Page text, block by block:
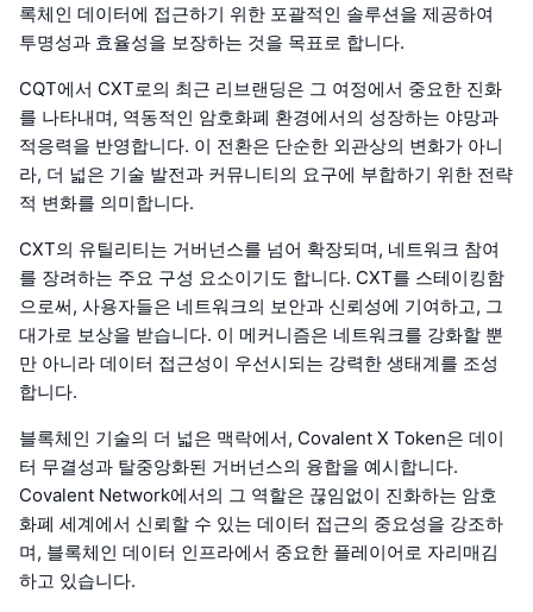
록체인 데이터에 접근하기 위한 포괄적인 솔루션을 제공하여
투명성과 효율성을 보장하는 것을 목표로 합니다.
CQT에서 CXT로의 최근 리브랜딩은 그 여정에서 중요한 진화
를 나타내며, 역동적인 암호화폐 환경에서의 성장하는 야망과
적응력을 반영합니다. 이 전환은 단순한 외관상의 변화가 아니
라, 더 넓은 기술 발전과 커뮤니티의 요구에 부합하기 위한 전략
적 변화를 의미합니다.
CXT의 유틸리티는 거버넌스를 넘어 확장되며, 네트워크 참여
를 장려하는 주요 구성 요소이기도 합니다. CXT를 스테이킹함
으로써, 사용자들은 네트워크의 보안과 신뢰성에 기여하고, 그
대가로 보상을 받습니다. 이 메커니즘은 네트워크를 강화할 뿐
만 아니라 데이터 접근성이 우선시되는 강력한 생태계를 조성
합니다.
블록체인 기술의 더 넓은 맥락에서, Covalent X Token은 데이
터 무결성과 탈중앙화된 거버넌스의 융합을 예시합니다.
Covalent Network에서의 그 역할은 끊임없이 진화하는 암호
화폐 세계에서 신뢰할 수 있는 데이터 접근의 중요성을 강조하
며, 블록체인 데이터 인프라에서 중요한 플레이어로 자리매김
하고 있습니다.